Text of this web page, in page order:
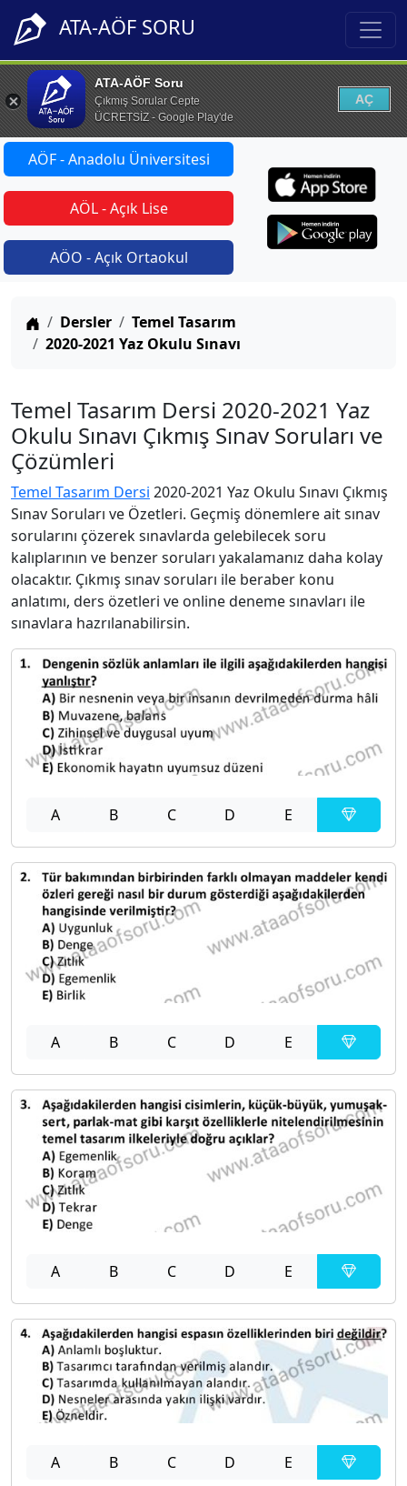
ATA-AÖF SORU
ATA-AÖF Soru
Çıkmış Sorular Cepte
ÜCRETSİZ - Google Play'de
AÇ
AÖF - Anadolu Üniversitesi
AÖL - Açık Lise
AÖO - Açık Ortaokul
Anasayfa
Dersler
Temel Tasarım
2020-2021 Yaz Okulu Sınavı
Temel Tasarım Dersi 2020-2021 Yaz
Okulu Sınavı Çıkmış Sınav Soruları ve
Çözümleri
Temel Tasarım Dersi 2020-2021 Yaz Okulu Sınavı Çıkmış
Sınav Soruları ve Özetleri. Geçmiş dönemlere ait sınav
sorularını çözerek sınavlarda gelebilecek soru
kalıplarının ve benzer soruları yakalamanız daha kolay
olacaktır. Çıkmış sınav soruları ile beraber konu
anlatımı, ders özetleri ve online deneme sınavları ile
sınavlara hazrılanabilirsin.
A B C D E
A B C D E
A B C D E
A B C D E